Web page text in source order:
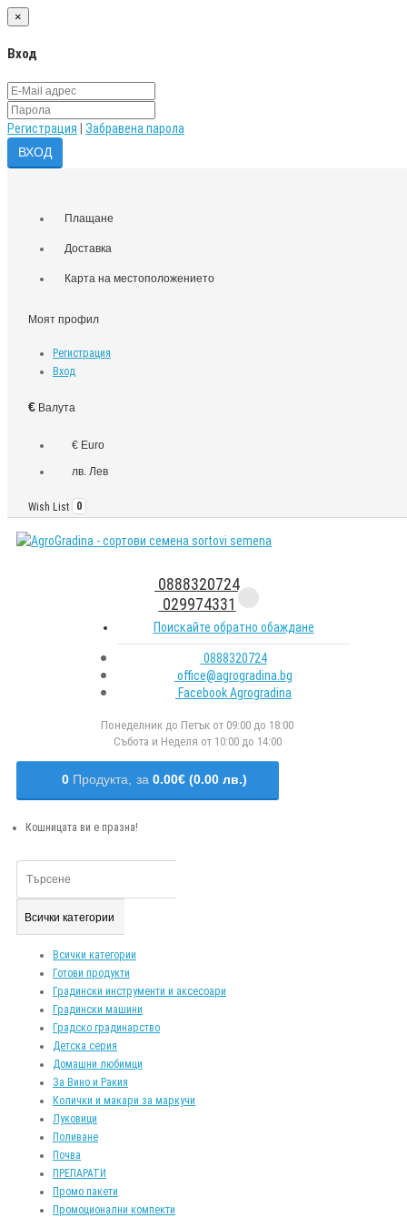
×
Вход
Регистрация Забравена парола
Плащане
Доставка
Карта на местоположението
Моят профил
Регистрация
Вход
€ Валута
€ Euro
лв. Лев
Wish List 0
0888320724
029974331
Поискайте обратно обаждане
0888320724
office@agrogradina.bg
Facebook Agrogradina
Понеделник до Петък от 09:00 до 18:00
Събота и Неделя от 10:00 до 14:00
0 Продукта, за 0.00€ (0.00 лв.)
Кошницата ви е празна!
Всички категории
Всички категории
Готови продукти
Градински инструменти и аксесоари
Градински машини
Градско градинарство
Детска серия
Домашни любимци
За Вино и Ракия
Колички и макари за маркучи
Луковици
Поливане
Почва
ПРЕПАРАТИ
Промо пакети
Промоционални компекти